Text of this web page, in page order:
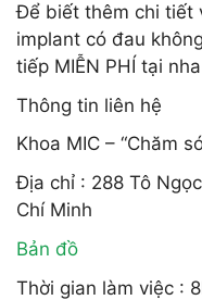
Để biết thêm chi tiết
implant có đau
tiếp MIỄN PHÍ tại
Thông tin liên hệ
Khoa MIC – “Chăm
Địa chỉ : 288 Tô
Chí Minh
Bản đồ
Thời gian làm việc :